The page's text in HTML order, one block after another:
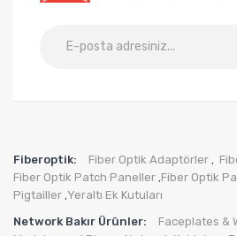
Fiberoptik: Fiber Optik Adaptörler ,
Fiber Optik Patch Paneller ,Fiber Optik
Pigtailler ,Yeraltı Ek Kutuları
Network Bakır Ürünler:
Faceplates &